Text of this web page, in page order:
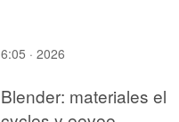
6:05 · 2026
Blender: materiales el